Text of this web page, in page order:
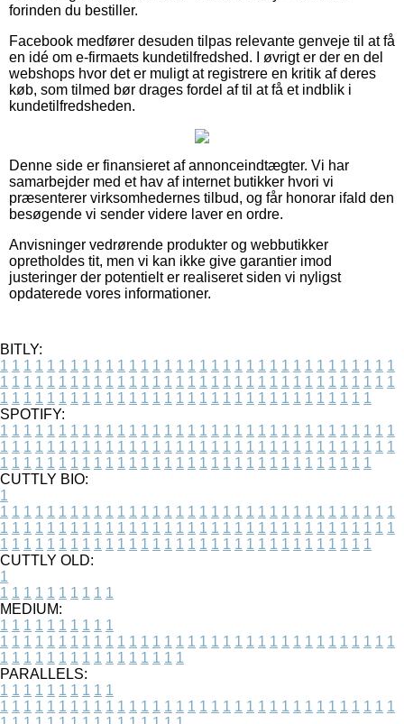
forinden du bestiller.
Facebook medfører desuden tilpas relevante genveje til at få
en idé om e-firmaets kundetilfredshed. I øvrigt er der en del
webshops hvor det er muligt at registrere en kritik af deres
køb, som tilmed bør drages fordel af til at få et indblik i
kundetilfredsheden.
Denne side er finansieret af annonceindtægter. Vi har
samarbejder med et hav af internet butikker hvori vi
præsenterer virksomhedernes tilbud, og får honorar ifald den
besøgende vi sender videre laver en ordre.
Anvisninger vedrørende produkter og webbutikker
opretholdes tit, men vi kan ikke give garantier imod
justeringer der potentielt er realiseret siden vi nyligst
opdaterede vores informationer.
BITLY:
1 1 1 1 1 1 1 1 1 1 1 1 1 1 1 1 1 1 1 1 1 1 1 1 1 1 1 1 1 1 1 1 1 1
1 1 1 1 1 1 1 1 1 1 1 1 1 1 1 1 1 1 1 1 1 1 1 1 1 1 1 1 1 1 1 1 1 1
1 1 1 1 1 1 1 1 1 1 1 1 1 1 1 1 1 1 1 1 1 1 1 1 1 1 1 1 1 1 1 1
SPOTIFY:
1 1 1 1 1 1 1 1 1 1 1 1 1 1 1 1 1 1 1 1 1 1 1 1 1 1 1 1 1 1 1 1 1 1
1 1 1 1 1 1 1 1 1 1 1 1 1 1 1 1 1 1 1 1 1 1 1 1 1 1 1 1 1 1 1 1 1 1
1 1 1 1 1 1 1 1 1 1 1 1 1 1 1 1 1 1 1 1 1 1 1 1 1 1 1 1 1 1 1 1
CUTTLY BIO:
1
1 1 1 1 1 1 1 1 1 1 1 1 1 1 1 1 1 1 1 1 1 1 1 1 1 1 1 1 1 1 1 1 1 1
1 1 1 1 1 1 1 1 1 1 1 1 1 1 1 1 1 1 1 1 1 1 1 1 1 1 1 1 1 1 1 1 1 1
1 1 1 1 1 1 1 1 1 1 1 1 1 1 1 1 1 1 1 1 1 1 1 1 1 1 1 1 1 1 1 1
CUTTLY OLD:
1
1 1 1 1 1 1 1 1 1 1
MEDIUM:
1 1 1 1 1 1 1 1 1 1
1 1 1 1 1 1 1 1 1 1 1 1 1 1 1 1 1 1 1 1 1 1 1 1 1 1 1 1 1 1 1 1 1 1
1 1 1 1 1 1 1 1 1 1 1 1 1 1 1 1
PARALLELS:
1 1 1 1 1 1 1 1 1 1
1 1 1 1 1 1 1 1 1 1 1 1 1 1 1 1 1 1 1 1 1 1 1 1 1 1 1 1 1 1 1 1 1 1